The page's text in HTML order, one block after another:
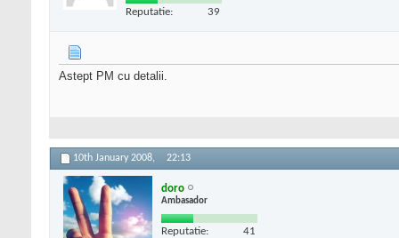
Reputatie: 39
Astept PM cu detalii.
10th January 2008, 22:13
doro
Ambasador
Reputatie: 41